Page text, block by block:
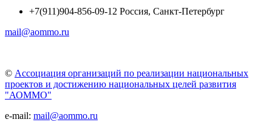
+7(911)904-856-09-12 Россия, Санкт-Петербург
mail@aommo.ru
© Ассоциация организаций по реализации национальных
проектов и достижению национальных целей развития
"АОММО"
e-mail: mail@aommo.ru